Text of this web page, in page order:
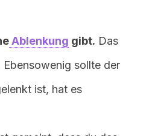
Ablenkung gibt. Das
Ebensowenig sollte der
ist, hat es